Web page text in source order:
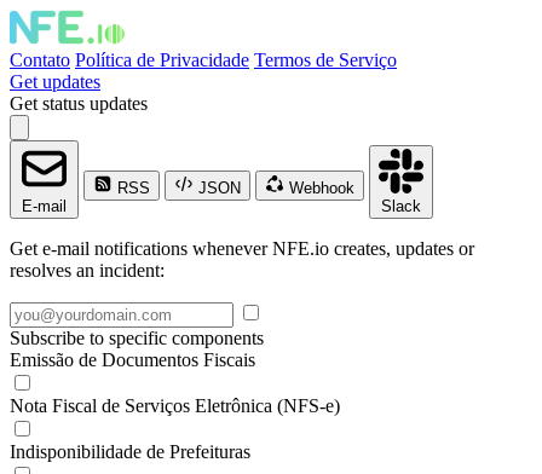
Contato Política de Privacidade Termos de Serviço
Get updates
Get status updates
E-mail
RSS JSON
Webhook
Slack
Get e-mail notifications whenever NFE.io creates, updates or
resolves an incident:
Subscribe to specific components
Emissão de Documentos Fiscais
Nota Fiscal de Serviços Eletrônica (NFS-e)
Indisponibilidade de Prefeituras